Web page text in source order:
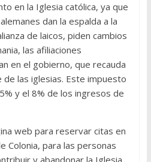
en la Iglesia católica, ya que
dan la espalda a la
de laicos, piden cambios
las afiliaciones
en el gobierno, que recauda
las iglesias. Este impuesto
y el 8% de los ingresos de
web para reservar citas en
Colonia, para las personas